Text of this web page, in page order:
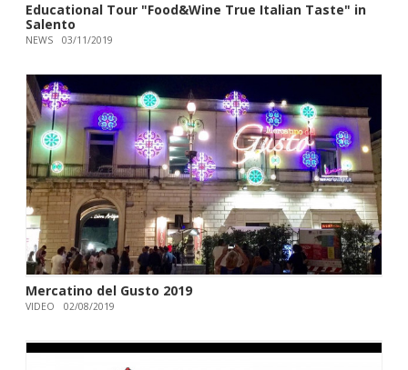
Educational Tour "Food&Wine True Italian Taste" in
Salento
NEWS 03/11/2019
Mercatino del Gusto 2019
VIDEO 02/08/2019